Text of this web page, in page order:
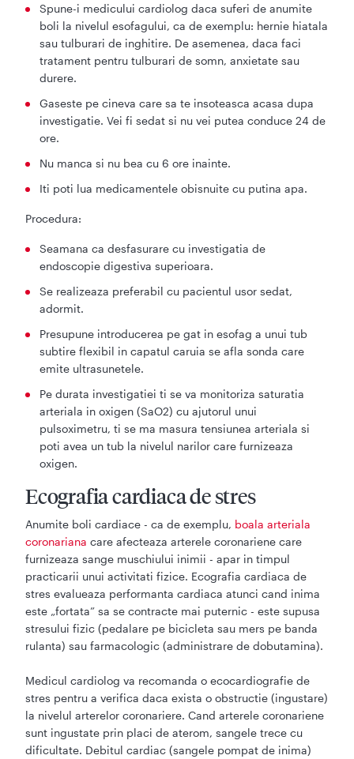
Spune-i medicului cardiolog daca suferi de anumite
boli la nivelul esofagului, ca de exemplu: hernie hiatala
sau tulburari de inghitire. De asemenea, daca faci
tratament pentru tulburari de somn, anxietate sau
durere.
Gaseste pe cineva care sa te insoteasca acasa dupa
investigatie. Vei fi sedat si nu vei putea conduce 24 de
ore.
Nu manca si nu bea cu 6 ore inainte.
Iti poti lua medicamentele obisnuite cu putina apa.
Procedura:
Seamana ca desfasurare cu investigatia de
endoscopie digestiva superioara.
Se realizeaza preferabil cu pacientul usor sedat,
adormit.
Presupune introducerea pe gat in esofag a unui tub
subtire flexibil in capatul caruia se afla sonda care
emite ultrasunetele.
Pe durata investigatiei ti se va monitoriza saturatia
arteriala in oxigen (SaO2) cu ajutorul unui
pulsoximetru, ti se ma masura tensiunea arteriala si
poti avea un tub la nivelul narilor care furnizeaza
oxigen.
Ecografia cardiaca de stres
Anumite boli cardiace - ca de exemplu, boala arteriala
coronariana care afecteaza arterele coronariene care
furnizeaza sange muschiului inimii - apar in timpul
practicarii unui activitati fizice. Ecografia cardiaca de
stres evalueaza performanta cardiaca atunci cand inima
este „fortata” sa se contracte mai puternic - este supusa
stresului fizic (pedalare pe bicicleta sau mers pe banda
rulanta) sau farmacologic (administrare de dobutamina).
Medicul cardiolog va recomanda o ecocardiografie de
stres pentru a verifica daca exista o obstructie (ingustare)
la nivelul arterelor coronariere. Cand arterele coronariene
sunt ingustate prin placi de aterom, sangele trece cu
dificultate. Debitul cardiac (sangele pompat de inima)